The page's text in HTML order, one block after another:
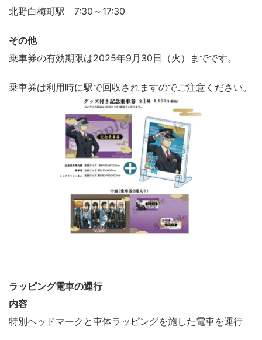
北野白梅町駅 7:30～17:30
その他
乗車券の有効期限は2025年9月30日（火）までです。
乗車券は利用時に駅で回収されますのでご注意ください。
ラッピング電車の運行
内容
特別ヘッドマークと車体ラッピングを施した電車を運行